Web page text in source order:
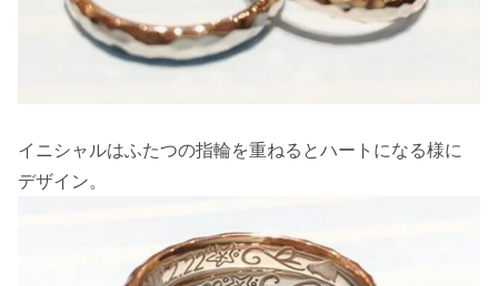
イニシャルはふたつの指輪を重ねるとハートになる様に
デザイン。